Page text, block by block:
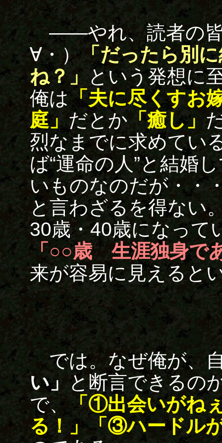
――やれ、読者の皆
∀・）「だったら別
ね？」 という発想に
俺は「夫に尽くすお
庭」 だとか 「癒し」
烈なまでに求めてい
ば“運命の人”と結婚
いものなのだが・・
と言わざるを得ない
30歳・40歳になって
「○○歳 生涯独身で
来が容易に見えると
では。なぜ俺が、
い」 と断言できるの
で、 「①出会いがね
る！」「③ハードル